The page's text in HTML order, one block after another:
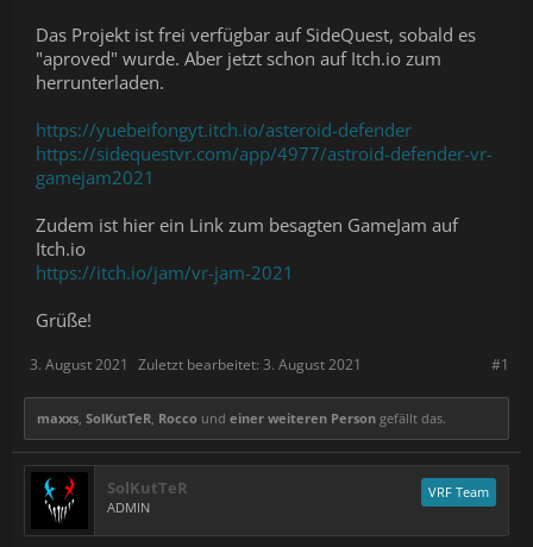
Das Projekt ist frei verfügbar auf SideQuest, sobald es
"aproved" wurde. Aber jetzt schon auf Itch.io zum
herrunterladen.
https://yuebeifongyt.itch.io/asteroid-defender
https://sidequestvr.com/app/4977/astroid-defender-vr-
gamejam2021
Zudem ist hier ein Link zum besagten GameJam auf
Itch.io
https://itch.io/jam/vr-jam-2021
Grüße!
#1
3. August 2021 Zuletzt bearbeitet: 3. August 2021
maxxs, SolKutTeR, Rocco und einer weiteren Person gefällt das.
SolKutTeR
ADMIN
VRF Team